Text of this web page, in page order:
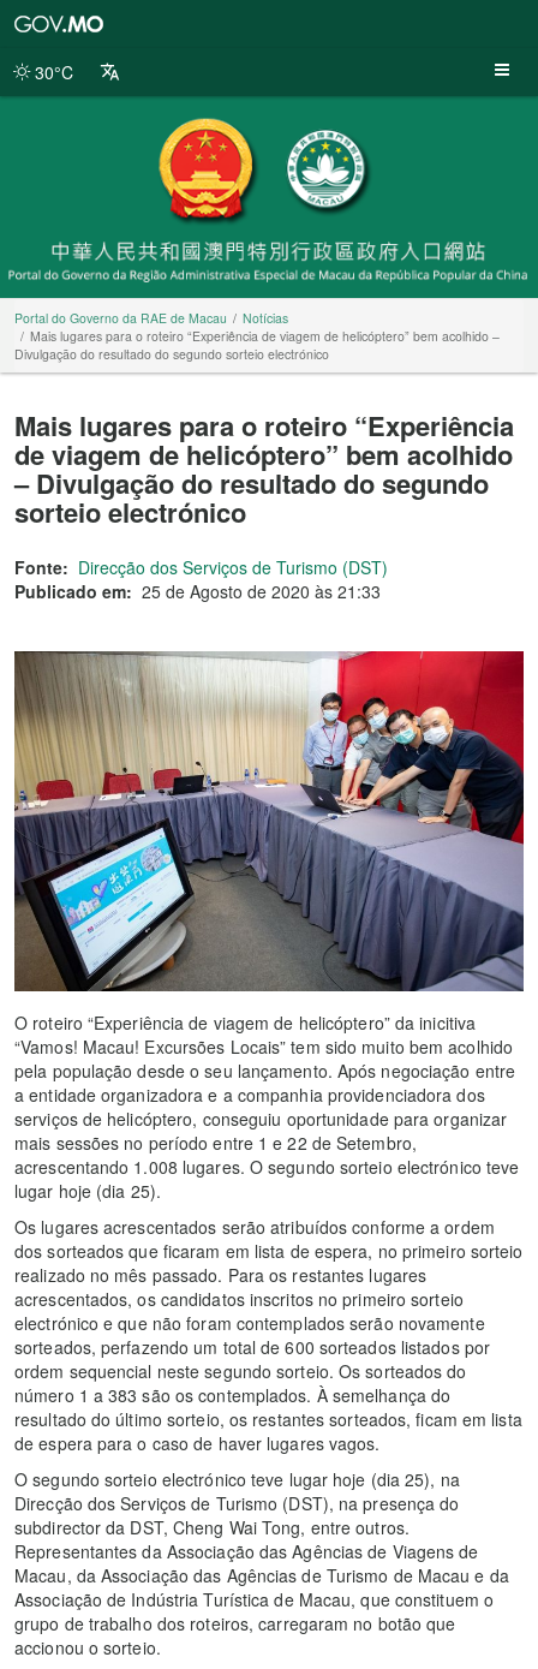
da
30°C
Portal do Governo da RAE de Macau
Notícias
Mais lugares para o roteiro “Experiência de viagem de helicóptero” bem acolhido –
Divulgação do resultado do segundo sorteio electrónico
Mais lugares para o roteiro “Experiência
de viagem de helicóptero” bem acolhido
– Divulgação do resultado do segundo
sorteio electrónico
Fonte: Direcção dos Serviços de Turismo (DST)
Publicado em: 25 de Agosto de 2020 às 21:33
O roteiro “Experiência de viagem de helicóptero” da inicitiva
“Vamos! Macau! Excursões Locais” tem sido muito bem acolhido
pela população desde o seu lançamento. Após negociação entre
a entidade organizadora e a companhia providenciadora dos
serviços de helicóptero, conseguiu oportunidade para organizar
mais sessões no período entre 1 e 22 de Setembro,
acrescentando 1.008 lugares. O segundo sorteio electrónico teve
lugar hoje (dia 25).
Os lugares acrescentados serão atribuídos conforme a ordem
dos sorteados que ficaram em lista de espera, no primeiro sorteio
realizado no mês passado. Para os restantes lugares
acrescentados, os candidatos inscritos no primeiro sorteio
electrónico e que não foram contemplados serão novamente
sorteados, perfazendo um total de 600 sorteados listados por
ordem sequencial neste segundo sorteio. Os sorteados do
número 1 a 383 são os contemplados. À semelhança do
resultado do último sorteio, os restantes sorteados, ficam em lista
de espera para o caso de haver lugares vagos.
O segundo sorteio electrónico teve lugar hoje (dia 25), na
Direcção dos Serviços de Turismo (DST), na presença do
subdirector da DST, Cheng Wai Tong, entre outros.
Representantes da Associação das Agências de Viagens de
Macau, da Associação das Agências de Turismo de Macau e da
Associação de Indústria Turística de Macau, que constituem o
grupo de trabalho dos roteiros, carregaram no botão que
accionou o sorteio.